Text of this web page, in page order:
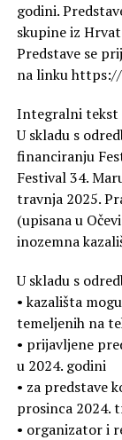
godini.
skupine iz
Predstave se
na linku
Integralni tekst
U skladu s
financiranju
Festival 34.
travnja 2025.
(upisana u
inozemna
U skladu s
• kazališta
temeljenih na
• prijavljene
u 2024. godini
• za predstave
prosinca 2024.
• organizator i